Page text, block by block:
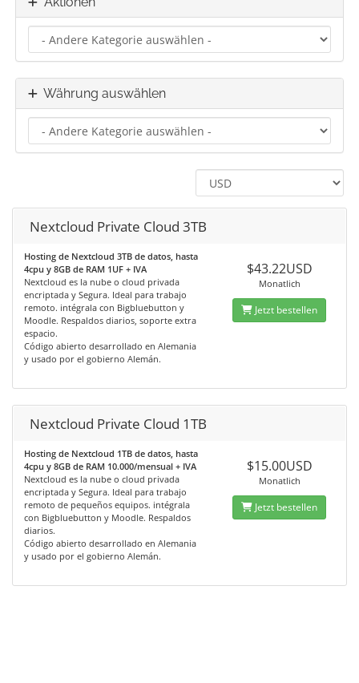
Währung auswählen
Nextcloud Private Cloud 3TB
Hosting de Nextcloud 3TB de datos, hasta
4cpu y 8GB de RAM 1UF + IVA
Nextcloud es la nube o cloud privada
encriptada y Segura. Ideal para trabajo
remoto. intégrala con Bigbluebutton y
Moodle. Respaldos diarios, soporte extra
espacio.
Código abierto desarrollado en Alemania
y usado por el gobierno Alemán.
$43.22USD
Monatlich
Jetzt bestellen
Nextcloud Private Cloud 1TB
Hosting de Nextcloud 1TB de datos, hasta
4cpu y 8GB de RAM 10.000/mensual + IVA
Nextcloud es la nube o cloud privada
encriptada y Segura. Ideal para trabajo
remoto de pequeños equipos. intégrala
con Bigbluebutton y Moodle. Respaldos
diarios.
Código abierto desarrollado en Alemania
y usado por el gobierno Alemán.
$15.00USD
Monatlich
Jetzt bestellen